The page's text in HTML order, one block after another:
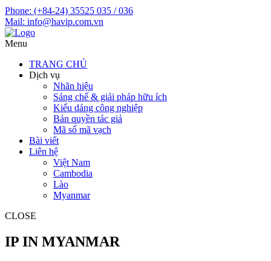
Phone: (+84-24) 35525 035 / 036
Mail: info@havip.com.vn
Menu
TRANG CHỦ
Dịch vụ
Nhãn hiệu
Sáng chế & giải pháp hữu ích
Kiểu dáng công nghiệp
Bản quyền tác giả
Mã số mã vạch
Bài viết
Liên hệ
Việt Nam
Cambodia
Lào
Myanmar
CLOSE
IP IN MYANMAR